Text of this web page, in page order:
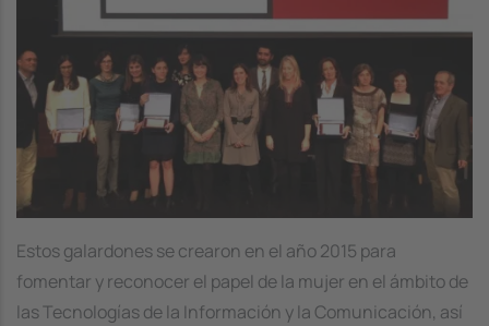
Estos galardones se crearon en el año 2015 para
fomentar y reconocer el papel de la mujer en el ámbito de
las Tecnologías de la Información y la Comunicación, así